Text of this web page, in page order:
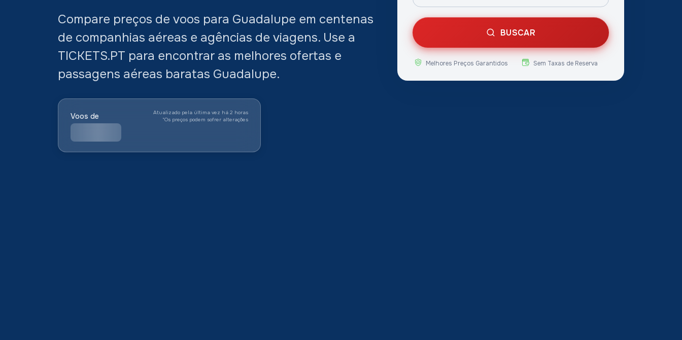
Compare preços de voos para Guadalupe em centenas
de companhias aéreas e agências de viagens. Use a
TICKETS.PT para encontrar as melhores ofertas e
passagens aéreas baratas Guadalupe.
Voos de
Atualizado pela última vez há 2 horas
*Os preços podem sofrer alterações
BUSCAR
Melhores Preços Garantidos Sem Taxas de Reserva